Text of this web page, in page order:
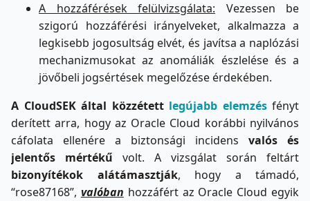
A hozzáférések felülvizsgálata: Vezessen be
szigorú hozzáférési irányelveket, alkalmazza a
legkisebb jogosultság elvét, és javítsa a naplózási
mechanizmusokat az anomáliák észlelése és a
jövőbeli jogsértések megelőzése érdekében.
A CloudSEK által közzétett legújabb elemzésfényt
derített arra, hogy az Oracle Cloud korábbi nyilvános
cáfolata ellenére a biztonsági incidens valós és
jelentős mértékű volt. A vizsgálat során feltárt
bizonyítékok alátámasztják, hogy a támadó,
“rose87168”, valóban hozzáfért az Oracle Cloud egyik